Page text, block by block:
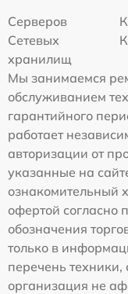
Серверов
Сетевых
хранилищ
Мы занимаемся
обслуживанием
гарантийного
работает
авторизации от
указанные на
ознакомительный
офертой согласно
обозначения
только в
перечень
организация не